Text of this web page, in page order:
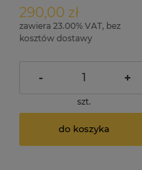
290,00 zł
zawiera 23.00% VAT, bez
kosztów dostawy
- +
szt.
do koszyka